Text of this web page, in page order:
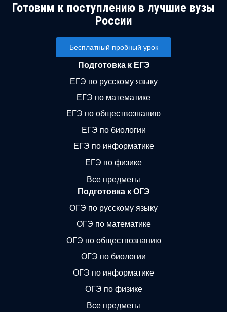
Готовим к поступлению в лучшие вузы
России
Бесплатный пробный урок
Подготовка к ЕГЭ
ЕГЭ по русскому языку
ЕГЭ по математике
ЕГЭ по обществознанию
ЕГЭ по биологии
ЕГЭ по информатике
ЕГЭ по физике
Все предметы
Подготовка к ОГЭ
ОГЭ по русскому языку
ОГЭ по математике
ОГЭ по обществознанию
ОГЭ по биологии
ОГЭ по информатике
ОГЭ по физике
Все предметы